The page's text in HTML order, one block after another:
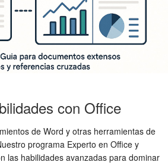
con Office
de Word y otras herramientas de
programa Experto en Office y
las habilidades avanzadas para dominar